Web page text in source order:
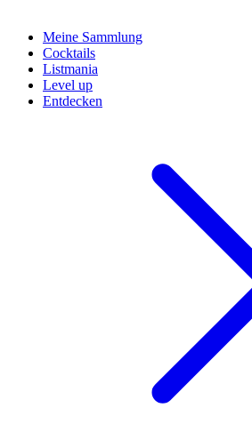
Meine Sammlung
Cocktails
Listmania
Level up
Entdecken